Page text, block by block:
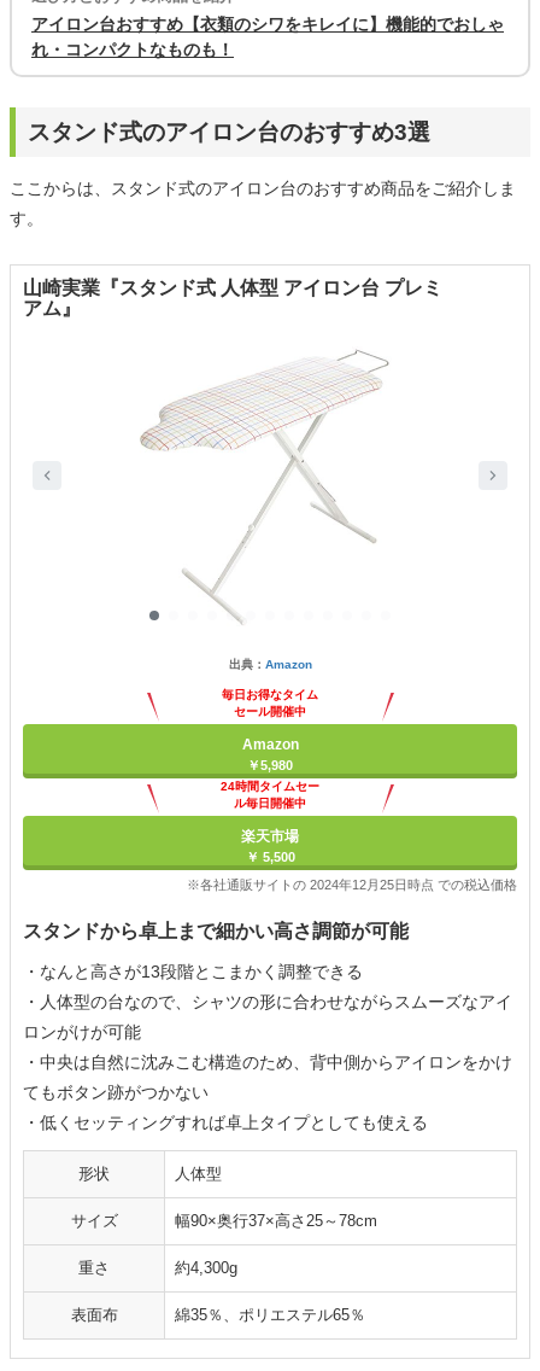
アイロン台おすすめ【衣類のシワをキレイに】機能的でおしゃ
れ・コンパクトなものも！
スタンド式のアイロン台のおすすめ3選
ここからは、スタンド式のアイロン台のおすすめ商品をご紹介しま
す。
山崎実業『スタンド式 人体型 アイロン台 プレミ
アム』
出典： Amazon
毎日お得なタイム
セール開催中
Amazon
￥5,980
24時間タイムセー
ル毎日開催中
楽天市場
￥ 5,500
※各社通販サイトの 2024年12月25日時点 での税込価格
スタンドから卓上まで細かい高さ調節が可能
・なんと高さが13段階とこまかく調整できる
・人体型の台なので、シャツの形に合わせながらスムーズなアイ
ロンがけが可能
・中央は自然に沈みこむ構造のため、背中側からアイロンをかけ
てもボタン跡がつかない
・低くセッティングすれば卓上タイプとしても使える
形状 人体型
サイズ 幅90×奥行37×高さ25～78cm
重さ 約4,300g
表面布 綿35％、ポリエステル65％